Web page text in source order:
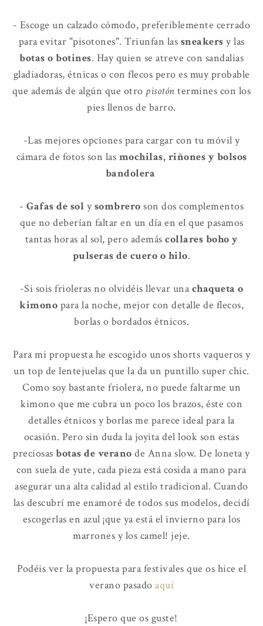
- Escoge un calzado cómodo, preferiblemente cerrado
para evitar "pisotones". Triunfan las sneakers y las
botas o botines. Hay quien se atreve con sandalias
gladiadoras, étnicas o con flecos pero es muy probable
que además de algún que otro pisotón termines con los
pies llenos de barro.
-Las mejores opciones para cargar con tu móvil y
cámara de fotos son las mochilas, riñones y bolsos
bandolera
- Gafas de sol ysombrero son dos complementos
que no deberían faltar en un día en el que pasamos
tantas horas al sol, pero además collares boho y
pulseras de cuero o hilo.
-Si sois frioleras no olvidéis llevar unachaqueta o
kimono para la noche, mejor con detalle de flecos,
borlas o bordados étnicos.
Para mi propuesta he escogido unos shorts vaqueros y
un top de lentejuelas que la da un puntillo super chic.
Como soy bastante friolera, no puede faltarme un
kimono que me cubra un poco los brazos, éste con
detalles étnicos y borlas me parece ideal para la
ocasión. Pero sin duda la joyita del look son estas
preciosasbotas de verano de Anna slow. De loneta y
con suela de yute, cada pieza está cosida a mano para
asegurar una alta calidad al estilo tradicional. Cuando
las descubrí me enamoré de todos sus modelos, decidí
escogerlas en azul ¡que ya está el invierno para los
marrones y los camel! jeje.
Podéis ver la propuesta para festivales que os hice el
verano pasado aquí
¡Espero que os guste!